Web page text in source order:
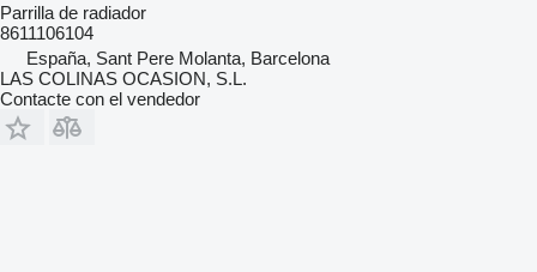
Parrilla de radiador
8611106104
España, Sant Pere Molanta, Barcelona
LAS COLINAS OCASION, S.L.
Contacte con el vendedor